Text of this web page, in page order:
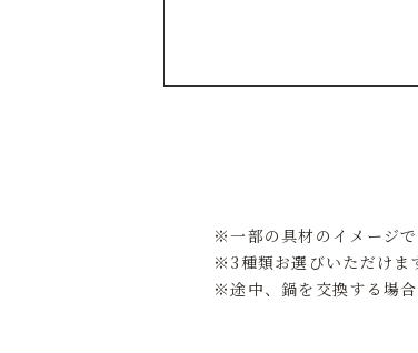
※一部の具材のイメージで
※3種類お選びいただけま
※途中、鍋を交換する場